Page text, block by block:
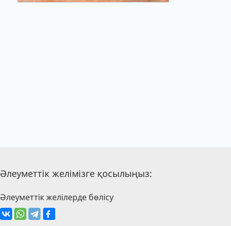
Әлеуметтік желімізге қосылыңыз:
Әлеуметтік желілерде бөлісу